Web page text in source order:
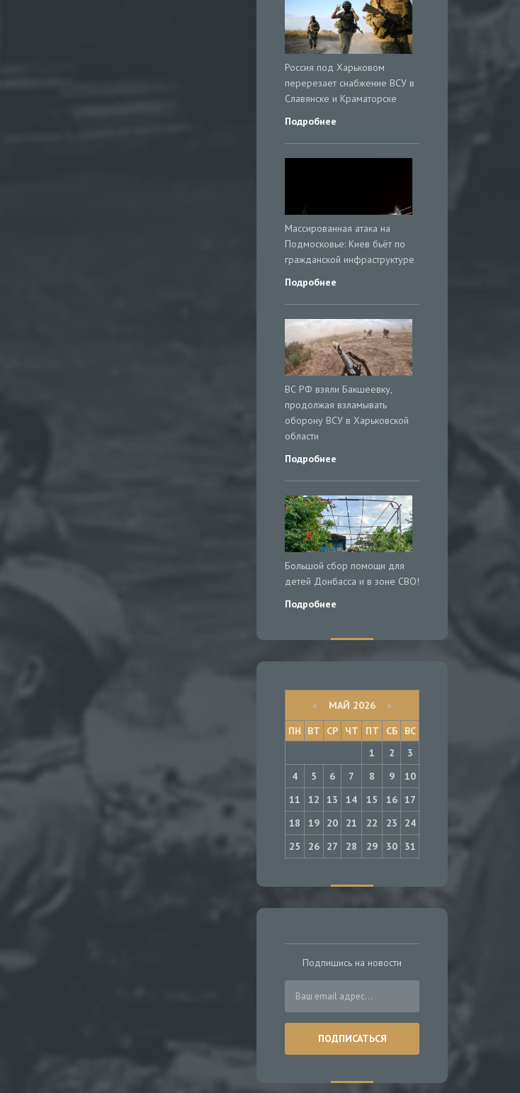
Россия под Харьковом
перерезает снабжение ВСУ в
Славянске и Краматорске
Подробнее
Массированная атака на
Подмосковье: Киев бьёт по
гражданской инфраструктуре
Подробнее
ВС РФ взяли Бакшеевку,
продолжая взламывать
оборону ВСУ в Харьковской
области
Подробнее
Большой сбор помощи для
детей Донбасса и в зоне СВО!
Подробнее
« МАЙ 2026 »
ПН
ВТ СР ЧТ ПТ СБ
ВС
1
2
3
4
5 6 7 8 9
10
11
12 13 14 15 16 17
18
19 20 21 22 23
24
25
26 27 28 29 30 31
Подпишись на новости